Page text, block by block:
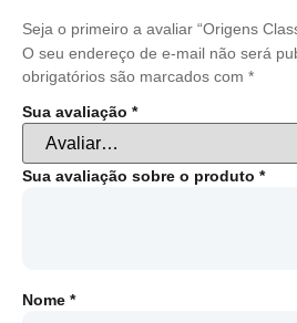
Seja o primeiro a avaliar “Origens
O seu endereço de e-mail não será
obrigatórios são marcados com *
Sua avaliação *
Sua avaliação sobre o produto *
Nome *